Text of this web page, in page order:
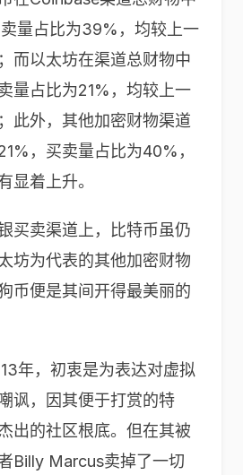
量占比为39%，均较上一
而以太坊在渠道总财物中
量占比为21%，均较上一
此外，其他加密财物渠道
，买卖量占比为40%，
显着上升。
买卖渠道上，比特币虽仍
坊为代表的其他加密财物
币便是其间开得最美丽的
年，初衷是为表达对虚拟
讽，因其便于打赏的特
出的社区根底。但在其被
Billy Marcus卖掉了一切